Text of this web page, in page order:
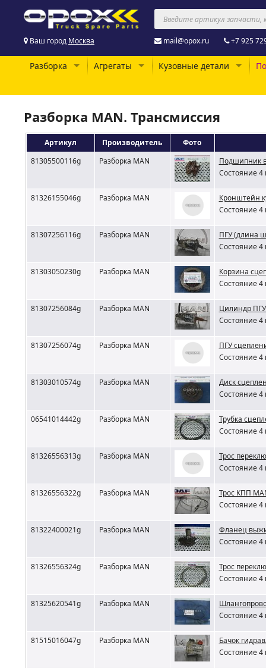
Ваш город Москва mail@opox.ru +7 925
Разборка Агрегаты Кузовные детали
Разборка MAN. Трансмиссия
Артикул Производитель
Фото
81305500116g
Разборка MAN
Подшипник
Состояние 4
81326155046g Разборка MAN
Кронштейн
Состояние 4
81307256116g Разборка MAN
ПГУ (длина
Состояние 4
81303050230g Разборка MAN
Корзина
Состояние 4
81307256084g Разборка MAN
Цилиндр ПГУ
Состояние 4
81307256074g Разборка MAN
ПГУ
Состояние 4
81303010574g Разборка MAN
Диск
Состояние 4
06541014442g Разборка MAN
Трубка
Состояние 4
81326556313g Разборка MAN
Трос
Состояние 4
81326556322g Разборка MAN
Трос КПП
Состояние 4
81322400021g Разборка MAN
Фланец
Состояние 4
81326556324g Разборка MAN
Трос
Состояние 4
81325620541g Разборка MAN
Состояние 4
81515016047g Разборка MAN
Бачок
Состояние 4